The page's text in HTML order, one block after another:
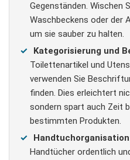
Gegenständen. Wischen
Waschbeckens oder der
um sie sauber zu halten.
Kategorisierung und
Toilettenartikel und
verwenden Sie
finden. Dies erleichtert
sondern spart auch Zeit
bestimmten Produkten.
Handtücher ordentlich